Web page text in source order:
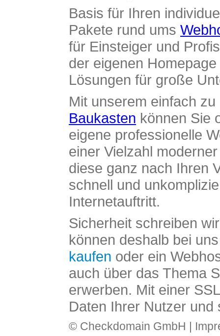
Basis für Ihren
Pakete rund ums
für Einsteiger und
der eigenen
Lösungen für große
Mit unserem einfach
Baukasten können Sie
eigene professionelle
einer Vielzahl
diese ganz nach Ihren
schnell und
Internetauftritt.
Sicherheit schreiben
können deshalb bei
kaufen oder ein
auch über das Thema
erwerben. Mit einer
Daten Ihrer Nutzer und
© Checkdomain GmbH |